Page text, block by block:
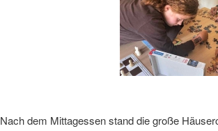
Nach dem Mittagessen stand die große